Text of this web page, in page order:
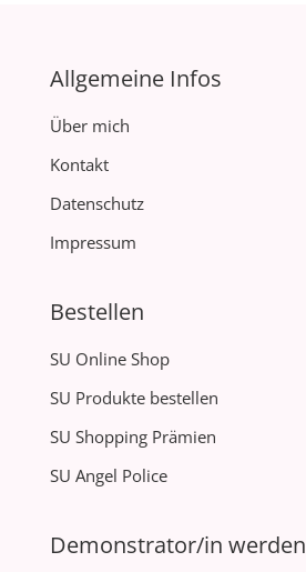
Allgemeine Infos
Über mich
Kontakt
Datenschutz
Impressum
Bestellen
SU Online Shop
SU Produkte bestellen
SU Shopping Prämien
SU Angel Police
Demonstrator/in werden